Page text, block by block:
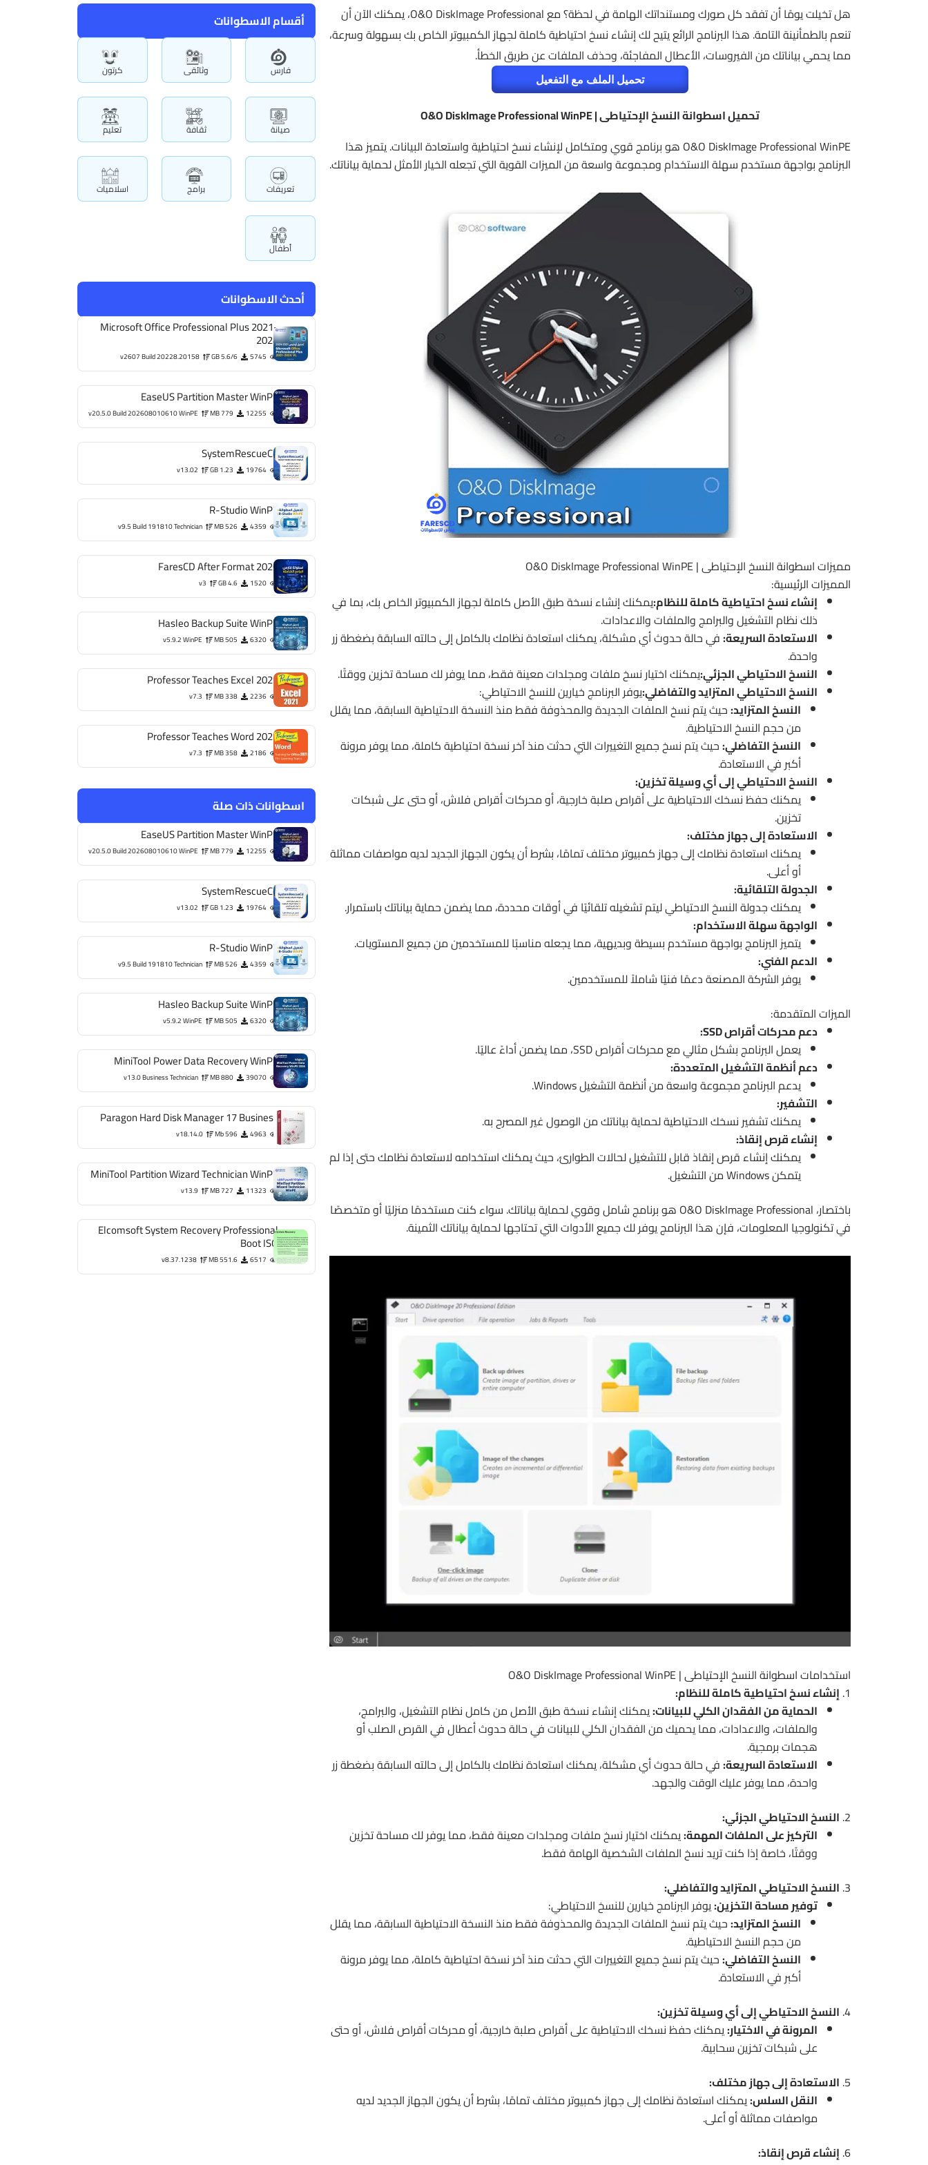
أقسام الاسطوانات
فارس وثائقى كرتون
صيانة ثقافة تعليم
تعريفات برامج اسلاميات
أطفال
أحدث الاسطوانات
Microsoft Office Professional Plus 2021-
2024
5745
5.6/6 GB
v2607 Build 20228.20158
EaseUS Partition Master WinPE
12255
779 MB
v20.5.0 Build 202608010610 WinPE
SystemRescueCd
19764
1.23 GB
v13.02
R-Studio WinPE
4359
526 MB
v9.5 Build 191810 Technician
FaresCD After Format 2026
1520
4.6 GB
v3
Hasleo Backup Suite WinPE
6320
505 MB
v5.9.2 WinPE
Professor Teaches Excel 2021
2236
338 MB
v7.3
Professor Teaches Word 2021
2186
358 MB
v7.3
اسطوانات ذات صلة
EaseUS Partition Master WinPE
12255
779 MB
v20.5.0 Build 202608010610 WinPE
SystemRescueCd
19764
1.23 GB
v13.02
R-Studio WinPE
4359
526 MB
v9.5 Build 191810 Technician
Hasleo Backup Suite WinPE
6320
505 MB
v5.9.2 WinPE
MiniTool Power Data Recovery WinPE
39070
880 MB
v13.0 Business Technician
Paragon Hard Disk Manager 17 Business
4963
596 Mb
v18.14.0
MiniTool Partition Wizard Technician WinPE
11323
727 MB
v13.9
Elcomsoft System Recovery Professional
Boot ISO
6517
551.6 MB
v8.37.1238
هل تخيلت يومًا أن تفقد كل صورك ومستنداتك الهامة في لحظة؟ مع O&O DiskImage Professional، يمكنك الآن أن
تنعم بالطمأنينة التامة. هذا البرنامج الرائع يتيح لك إنشاء نسخ احتياطية كاملة لجهاز الكمبيوتر الخاص بك بسهولة وسرعة،
مما يحمي بياناتك من الفيروسات، الأعطال المفاجئة، وحذف الملفات عن طريق الخطأ.
تحميل الملف مع التفعيل
تحميل اسطوانة النسخ الإحتياطى | O&O DiskImage Professional WinPE
O&O DiskImage Professional WinPE هو برنامج قوي ومتكامل لإنشاء نسخ احتياطية واستعادة البيانات. يتميز هذا
البرنامج بواجهة مستخدم سهلة الاستخدام ومجموعة واسعة من الميزات القوية التي تجعله الخيار الأمثل لحماية بياناتك.
مميزات اسطوانة النسخ الإحتياطى | O&O DiskImage Professional WinPE
المميزات الرئيسية:
إنشاء نسخ احتياطية كاملة للنظام:يمكنك إنشاء نسخة طبق الأصل كاملة لجهاز الكمبيوتر الخاص بك، بما في
ذلك نظام التشغيل والبرامج والملفات والاعدادات.
الاستعادة السريعة:في حالة حدوث أي مشكلة، يمكنك استعادة نظامك بالكامل إلى حالته السابقة بضغطة زر
واحدة.
النسخ الاحتياطي الجزئي:يمكنك اختيار نسخ ملفات ومجلدات معينة فقط، مما يوفر لك مساحة تخزين ووقتًا.
النسخ الاحتياطي المتزايد والتفاضلي:يوفر البرنامج خيارين للنسخ الاحتياطي:
النسخ المتزايد:حيث يتم نسخ الملفات الجديدة والمحذوفة فقط منذ النسخة الاحتياطية السابقة، مما يقلل
من حجم النسخ الاحتياطية.
النسخ التفاضلي:حيث يتم نسخ جميع التغييرات التي حدثت منذ آخر نسخة احتياطية كاملة، مما يوفر مرونة
أكبر في الاستعادة.
النسخ الاحتياطي إلى أي وسيلة تخزين:
يمكنك حفظ نسخك الاحتياطية على أقراص صلبة خارجية، أو محركات أقراص فلاش، أو حتى على شبكات
تخزين.
الاستعادة إلى جهاز مختلف:
يمكنك استعادة نظامك إلى جهاز كمبيوتر مختلف تمامًا، بشرط أن يكون الجهاز الجديد لديه مواصفات مماثلة
أو أعلى.
الجدولة التلقائية:
يمكنك جدولة النسخ الاحتياطي ليتم تشغيله تلقائيًا في أوقات محددة، مما يضمن حماية بياناتك باستمرار.
الواجهة سهلة الاستخدام:
يتميز البرنامج بواجهة مستخدم بسيطة وبديهية، مما يجعله مناسبًا للمستخدمين من جميع المستويات.
الدعم الفني:
يوفر الشركة المصنعة دعمًا فنيًا شاملاً للمستخدمين.
الميزات المتقدمة:
دعم محركات أقراص SSD:
يعمل البرنامج بشكل مثالي مع محركات أقراص SSD، مما يضمن أداءً عاليًا.
دعم أنظمة التشغيل المتعددة:
يدعم البرنامج مجموعة واسعة من أنظمة التشغيل Windows.
التشفير:
يمكنك تشفير نسخك الاحتياطية لحماية بياناتك من الوصول غير المصرح به.
إنشاء قرص إنقاذ:
يمكنك إنشاء قرص إنقاذ قابل للتشغيل لحالات الطوارئ، حيث يمكنك استخدامه لاستعادة نظامك حتى إذا لم
يتمكن Windows من التشغيل.
باختصار، O&O DiskImage Professional هو برنامج شامل وقوي لحماية بياناتك. سواء كنت مستخدمًا منزليًا أو متخصصًا
في تكنولوجيا المعلومات، فإن هذا البرنامج يوفر لك جميع الأدوات التي تحتاجها لحماية بياناتك الثمينة.
استخدامات اسطوانة النسخ الإحتياطى | O&O DiskImage Professional WinPE
1. إنشاء نسخ احتياطية كاملة للنظام:
الحماية من الفقدان الكلي للبيانات:يمكنك إنشاء نسخة طبق الأصل من كامل نظام التشغيل، والبرامج،
والملفات، والاعدادات، مما يحميك من الفقدان الكلي للبيانات في حالة حدوث أعطال في القرص الصلب أو
هجمات برمجية.
الاستعادة السريعة:في حالة حدوث أي مشكلة، يمكنك استعادة نظامك بالكامل إلى حالته السابقة بضغطة زر
واحدة، مما يوفر عليك الوقت والجهد.
2. النسخ الاحتياطي الجزئي:
التركيز على الملفات المهمة:يمكنك اختيار نسخ ملفات ومجلدات معينة فقط، مما يوفر لك مساحة تخزين
ووقتًا، خاصة إذا كنت تريد نسخ الملفات الشخصية الهامة فقط.
3. النسخ الاحتياطي المتزايد والتفاضلي:
توفير مساحة التخزين:يوفر البرنامج خيارين للنسخ الاحتياطي:
النسخ المتزايد:حيث يتم نسخ الملفات الجديدة والمحذوفة فقط منذ النسخة الاحتياطية السابقة، مما يقلل
من حجم النسخ الاحتياطية.
النسخ التفاضلي:حيث يتم نسخ جميع التغييرات التي حدثت منذ آخر نسخة احتياطية كاملة، مما يوفر مرونة
أكبر في الاستعادة.
4. النسخ الاحتياطي إلى أي وسيلة تخزين:
المرونة في الاختيار:يمكنك حفظ نسخك الاحتياطية على أقراص صلبة خارجية، أو محركات أقراص فلاش، أو حتى
على شبكات تخزين سحابية.
5. الاستعادة إلى جهاز مختلف:
النقل السلس:يمكنك استعادة نظامك إلى جهاز كمبيوتر مختلف تمامًا، بشرط أن يكون الجهاز الجديد لديه
مواصفات مماثلة أو أعلى.
6. إنشاء قرص إنقاذ: